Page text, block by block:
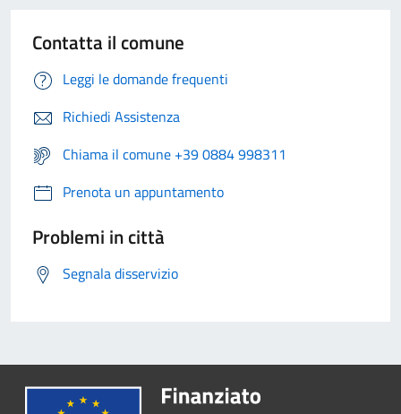
Contatta il comune
Leggi le domande frequenti
Richiedi Assistenza
Chiama il comune +39 0884 998311
Prenota un appuntamento
Problemi in città
Segnala disservizio